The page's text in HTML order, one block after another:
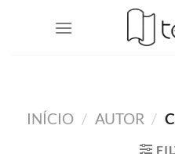
INÍCIO / AUTOR /